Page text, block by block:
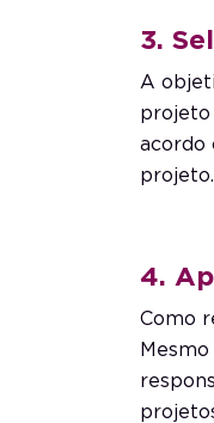
3.
A
projeto
acordo
projeto.
4.
Como